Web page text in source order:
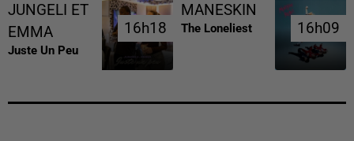
JUNGELI ET
EMMA
Juste Un Peu
16h18
16h18
MANESKIN
The Loneliest 16h09
16h09